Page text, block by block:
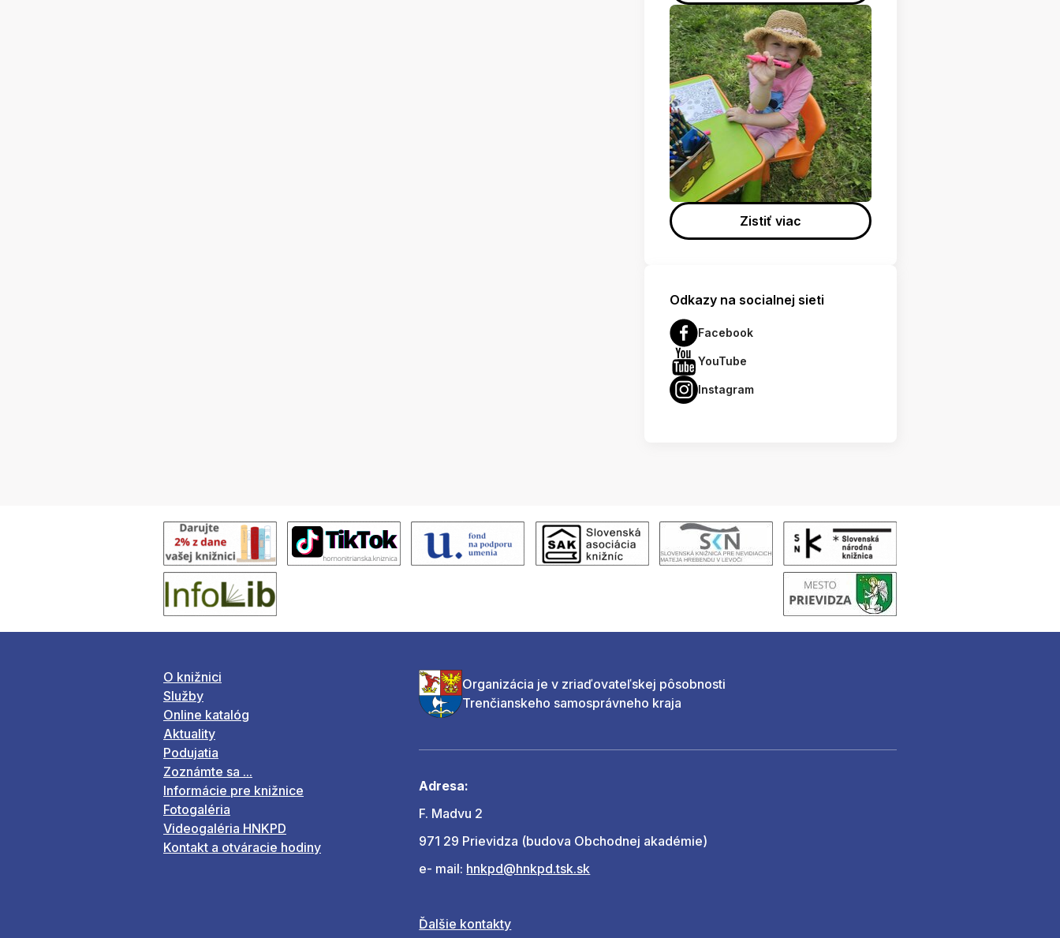
Zistiť viac
Odkazy na socialnej sieti
Facebook
YouTube
Instagram
O knižnici
Služby
Online katalóg
Aktuality
Podujatia
Zoznámte sa ...
Informácie pre knižnice
Fotogaléria
Videogaléria HNKPD
Kontakt a otváracie hodiny
Organizácia je v zriaďovateľskej pôsobnosti
Trenčianskeho samosprávneho kraja
Adresa:
F. Madvu 2
971 29 Prievidza (budova Obchodnej akadémie)
e- mail: hnkpd@hnkpd.tsk.sk
Ďalšie kontakty